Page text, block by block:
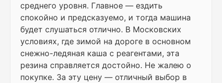
среднего уровня. Главное — ездить
спокойно и предсказуемо, и тогда машина
будет слушаться отлично. В Московских
условиях, где зимой на дороге в основном
снежно-ледяная каша с реагентами, эта
резина справляется достойно. Не жалею о
покупке. За эту цену — отличный выбор в